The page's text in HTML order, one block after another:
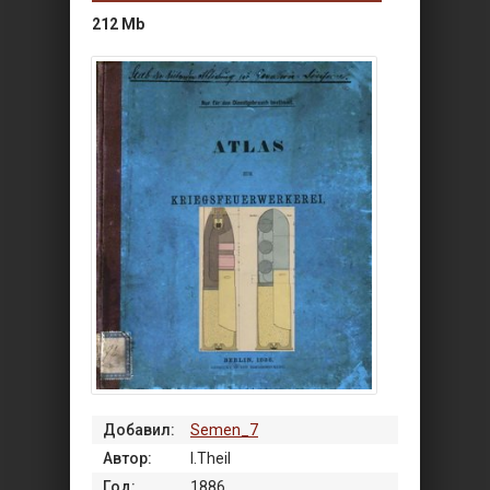
212 Mb
Добавил:
Semen_7
Автор:
I.Theil